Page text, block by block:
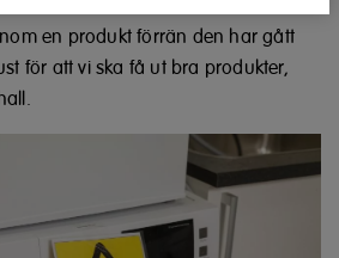
en produkt förrän den har gått
för att vi ska få ut bra produkter,